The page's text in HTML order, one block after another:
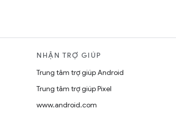
NHẬN TRỢ GIÚP
Trung tâm trợ giúp Android
Trung tâm trợ giúp Pixel
www.android.com